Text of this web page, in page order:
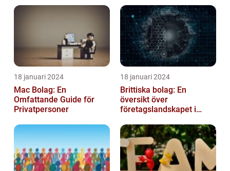
18 januari 2024
Mac Bolag: En
Omfattande Guide för
Privatpersoner
18 januari 2024
Brittiska bolag: En
översikt över
företagslandskapet i